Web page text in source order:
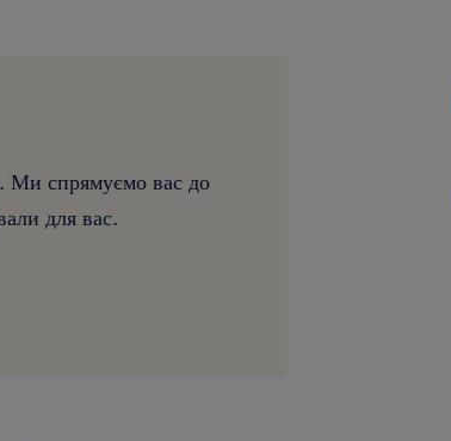
Ми спрямуємо вас до
для вас.